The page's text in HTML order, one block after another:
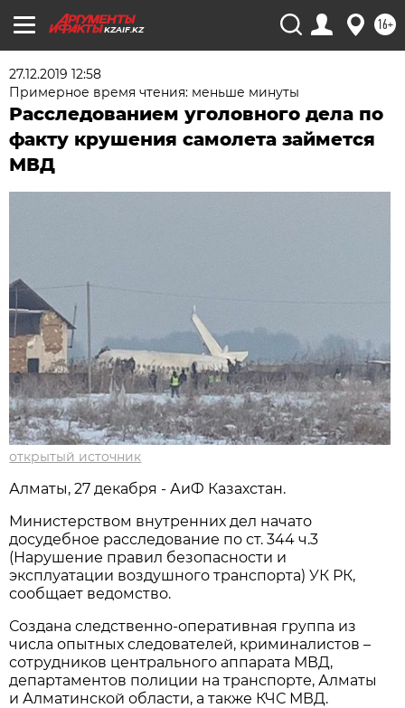
KZAIF.KZ 16+
27.12.2019 12:58
Примерное время чтения: меньше минуты
Расследованием уголовного дела по
факту крушения самолета займется
МВД
открытый источник
Алматы, 27 декабря - АиФ Казахстан.
Министерством внутренних дел начато
досудебное расследование по ст. 344 ч.3
(Нарушение правил безопасности и
эксплуатации воздушного транспорта) УК РК,
сообщает ведомство.
Создана следственно-оперативная группа из
числа опытных следователей, криминалистов –
сотрудников центрального аппарата МВД,
департаментов полиции на транспорте, Алматы
и Алматинской области, а также КЧС МВД.